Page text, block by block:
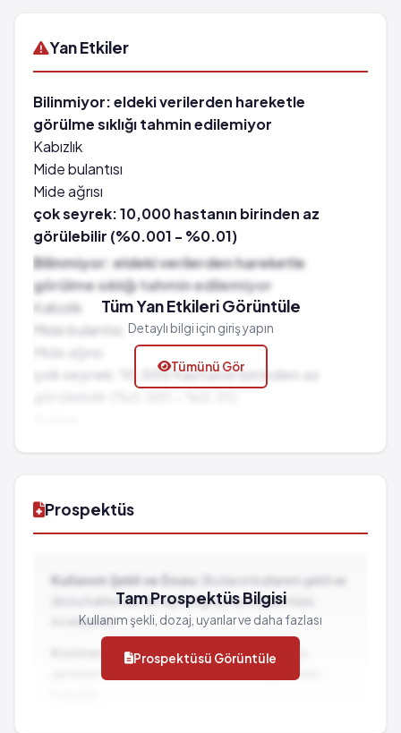
Yan Etkiler
Bilinmiyor: eldeki verilerden hareketle
görülme sıklığı tahmin edilemiyor
Kabızlık
Mide bulantısı
Mide ağrısı
çok seyrek: 10,000 hastanın birinden az
görülebilir (%0.001 - %0.01)
Kusma
Şiddetli ishal ve karın ağrısı
Bilinmiyor: eldeki verilerden hareketle
görülme sıklığı tahmin edilemiyor
Kabızlık
Mide bulantısı
çok seyrek: 10,000 hastanın birinden az
Tüm Yan Etkileri Görüntüle
Detaylı bilgi için giriş yapın
Tümünü Gör
Prospektüs
Kullanım Şekli ve Dozu:
Bu ilacın kullanım şekli ve
dozu hakkında detaylı bilgi için prospektüsü
inceleyiniz.
Kontrendikasyonlar:İlacın kullanılmaması
gereken durumlar ve dikkat edilmesi gereken
Tam Prospektüs Bilgisi
Kullanım şekli, dozaj, uyarılar ve daha fazlası
Prospektüsü Görüntüle